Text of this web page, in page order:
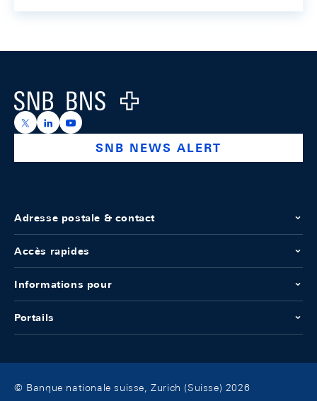
Logo
https://x.com/snb_bns
https://ch.linkedin.com/company/swiss-national-
https://www.youtube.com/@swissnationalbank
SNB NEWS ALERT
Adresse postale & contact
Accès rapides
Informations pour
Portails
© Banque nationale suisse, Zurich (Suisse) 2026